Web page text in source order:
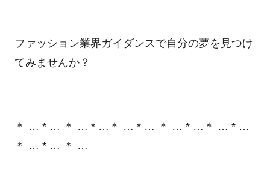
ファッション業界ガイダンスで自分の夢を見つけ
てみませんか？
＊ … * … ＊ … * …＊ … * … ＊ … * …＊ … * …
＊ … * … ＊ …